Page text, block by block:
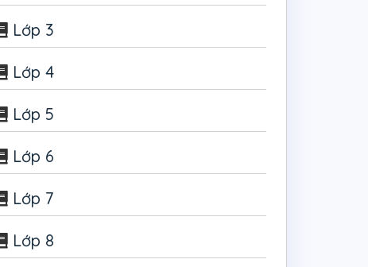
Lớp 3
Lớp 4
Lớp 5
Lớp 6
Lớp 7
Lớp 8